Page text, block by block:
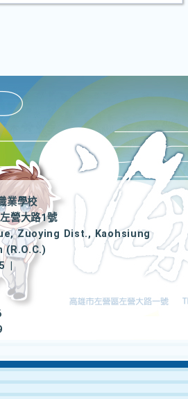
業學校
營大路1號
Zuoying Dist., Kaohsiung
(R.O.C.)
|